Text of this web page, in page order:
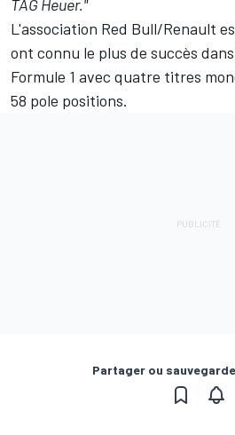
TAG Heuer."
L'association Red Bull/Renault
ont connu le plus de succès
Formule 1 avec quatre titres
58 pole positions.
Partager ou